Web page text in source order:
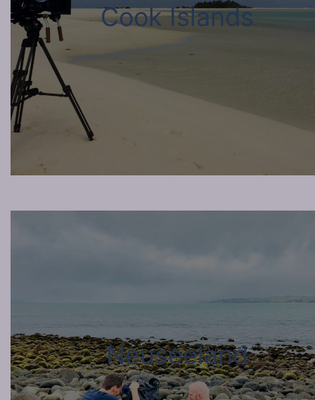
Cook Islands
Neuseeland